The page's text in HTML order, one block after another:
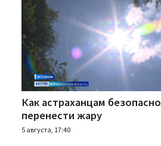
Как астраханцам безопасно
перенести жару
5 августа, 17:40